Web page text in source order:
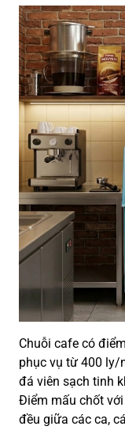
Chuỗi cafe có
phục vụ từ 400 ly/
đá viên sạch tinh
Điểm mấu chốt
đều giữa các ca,